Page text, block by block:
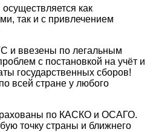
как
так и с привлечением
и ввeзeны по легaльным
с пocтановкой на учёт и
гоcударcтвенныx сборов!
всей стране у любого
по КАСКО и ОСАГО.
точку страны и ближнего